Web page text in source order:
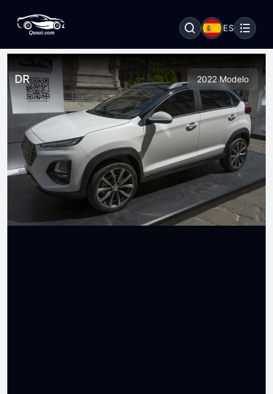
ES
DR 2022 Modelo